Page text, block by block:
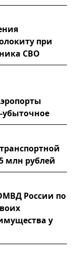
при
СВО
убыточное
млн рублей
России по
у